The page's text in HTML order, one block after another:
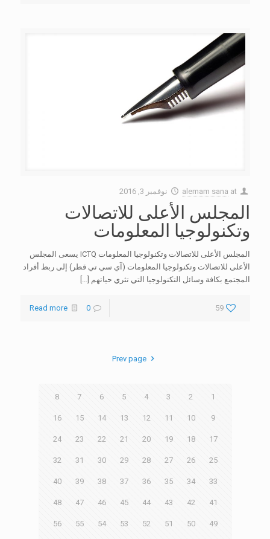
alemam sana at نوفمبر 3, 2016
المجلس الأعلى للاتصالات
وتكنولوجيا المعلومات
المجلس الأعلى للاتصالات وتكنولوجيا المعلومات ICTQ يسعى المجلس
الأعلى للاتصالات وتكنولوجيا المعلومات (آي سي تي قطر) إلى ربط أفراد
المجتمع بكافة وسائل التكنولوجيا التي تثري حياتهم […]
59
0
Read more
Prev page
1
2
3
4
5
6
7
8
9
10
11
12
13
14
15
16
17
18
19
20
21
22
23
24
25
26
27
28
29
30
31
32
33
34
35
36
37
38
39
40
41
42
43
44
45
46
47
48
49
50
51
52
53
54
55
56